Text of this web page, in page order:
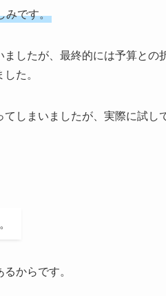
みです。
したが、最終的には予算と
た。
しまいましたが、実際に試
からです。